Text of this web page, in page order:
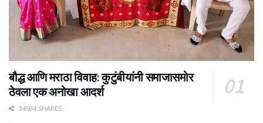
बौद्ध आणि मराठा विवाह: कुटुंबीयांनी समाजासमोर
ठेवला एक अनोखा आदर्श
34504 SHARES